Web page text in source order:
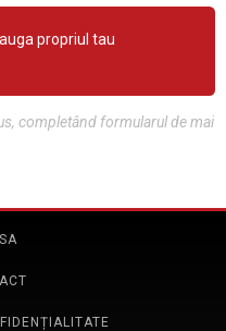
propriul tau
completând formularul de mai